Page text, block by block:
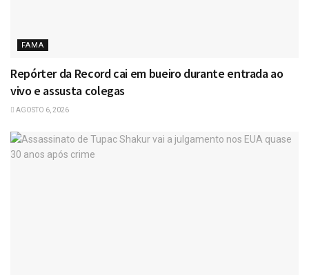
FAMA
Repórter da Record cai em bueiro durante entrada ao
vivo e assusta colegas
AGOSTO 6, 2026